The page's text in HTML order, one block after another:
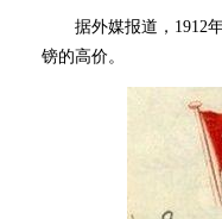
据外媒报道，1912年
镑的高价。